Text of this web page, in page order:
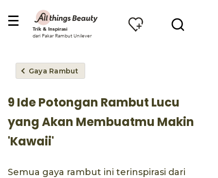
Trik & Inspirasi
dari Pakar Rambut Unilever
Gaya Rambut
9 Ide Potongan Rambut Lucu
yang Akan Membuatmu Makin
'Kawaii'
Semua gaya rambut ini terinspirasi dari